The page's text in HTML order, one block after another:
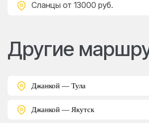
Сланцы от 13000 руб.
Другие
Джанкой — Тула
Джанкой — Якутск